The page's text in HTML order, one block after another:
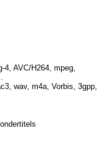
4, AVC/H264, mpeg,
wav, m4a, Vorbis, 3gpp,